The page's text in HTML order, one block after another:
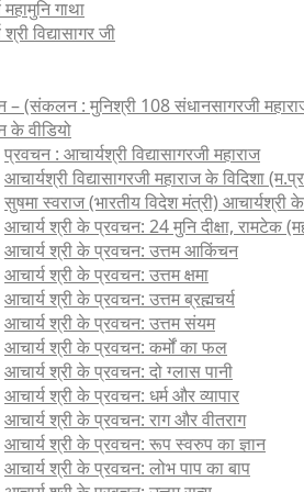
गाथा
विद्यासागर जी
– (संकलन : मुनिश्री 108 संधानसागरजी
के वीडियो
प्रवचन : आचार्यश्री ‍विद्यासागरजी महाराज
आचार्यश्री विद्यासागरजी महाराज के विदिशा
सुषमा स्वराज (भारतीय विदेश मंत्री) आचार्यश्री
आचार्य श्री के प्रवचन: 24 मुनि दीक्षा, रामटेक
आचार्य श्री के प्रवचन: उत्तम आकिंचन
आचार्य श्री के प्रवचन: उत्तम क्षमा
आचार्य श्री के प्रवचन: उत्तम ब्रह्मचर्य
आचार्य श्री के प्रवचन: उत्तम संयम
आचार्य श्री के प्रवचन: कर्मों का फल
आचार्य श्री के प्रवचन: दो ग्लास पानी
आचार्य श्री के प्रवचन: धर्म और व्यापार
आचार्य श्री के प्रवचन: राग और वीतराग
आचार्य श्री के प्रवचन: रूप स्वरुप का ज्ञान
आचार्य श्री के प्रवचन: लोभ पाप का बाप